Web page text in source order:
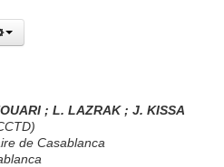
; L. LAZRAK ; J. KISSA
de Casablanca